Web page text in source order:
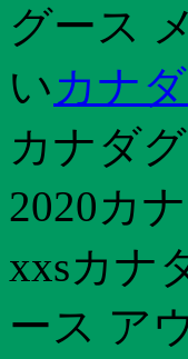
グース
いカナ
カナダ
2020カ
xxsカナ
ース ア